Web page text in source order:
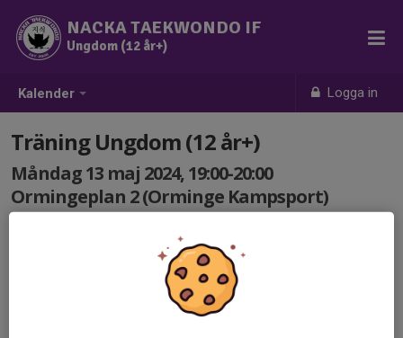
Kalender Logga in
NACKA TAEKWONDO IF
Ungdom (12 år+)
Träning Ungdom (12 år+)
Måndag 13 maj 2024, 19:00-20:00
Ormingeplan 2 (Orminge Kampsport)